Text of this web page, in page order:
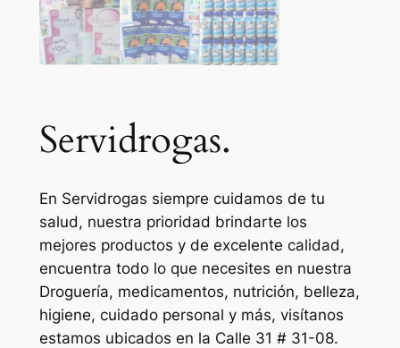
Servidrogas.
En Servidrogas siempre cuidamos de tu
salud, nuestra prioridad brindarte los
mejores productos y de excelente calidad,
encuentra todo lo que necesites en nuestra
Droguería, medicamentos, nutrición, belleza,
higiene, cuidado personal y más, visítanos
estamos ubicados en la Calle 31 # 31-08.